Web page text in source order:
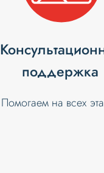
поддержка
Помогаем на всех